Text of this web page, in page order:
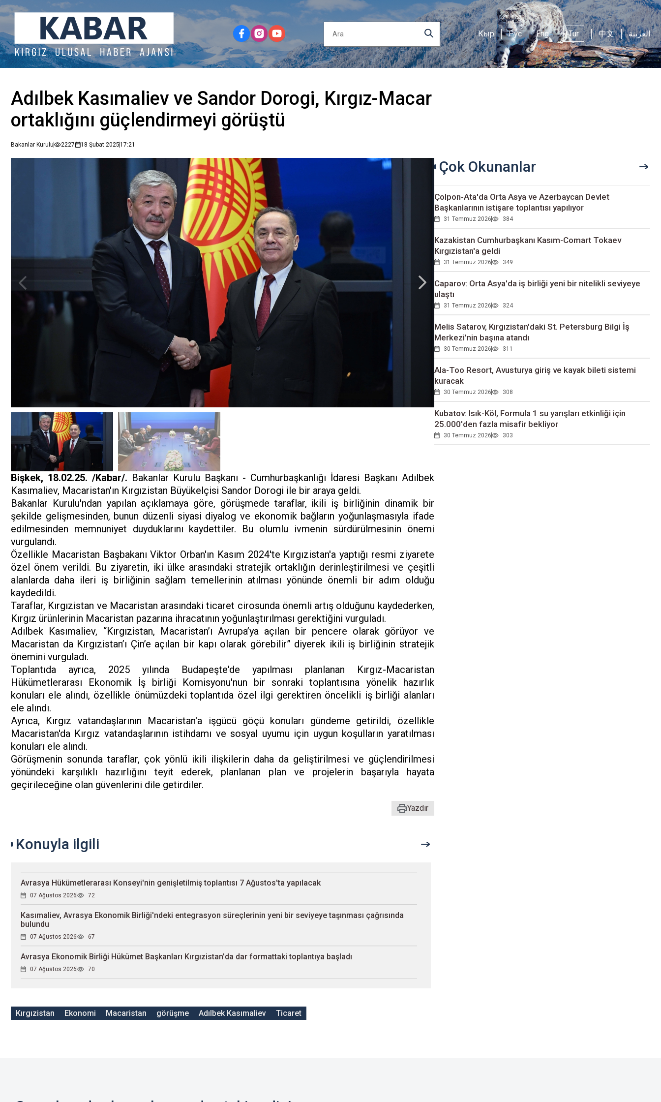
Кыр Рус Eng Tur 中文 العربية
Adılbek Kasımaliev ve Sandor Dorogi, Kırgız-Macar
ortaklığını güçlendirmeyi görüştü
Bakanlar Kurulu 2227 18 Şubat 202517:21
Bişkek, 18.02.25. /Kabar/. Bakanlar Kurulu Başkanı - Cumhurbaşkanlığı İdaresi Başkanı Adılbek
Kasımaliev, Macaristan'ın Kırgızistan Büyükelçisi Sandor Dorogi ile bir araya geldi.
Bakanlar Kurulu'ndan yapılan açıklamaya göre, görüşmede taraflar, ikili iş birliğinin dinamik bir
şekilde gelişmesinden, bunun düzenli siyasi diyalog ve ekonomik bağların yoğunlaşmasıyla ifade
edilmesinden memnuniyet duyduklarını kaydettiler. Bu olumlu ivmenin sürdürülmesinin önemi
vurgulandı.
Özellikle Macaristan Başbakanı Viktor Orban'ın Kasım 2024'te Kırgızistan'a yaptığı resmi ziyarete
özel önem verildi. Bu ziyaretin, iki ülke arasındaki stratejik ortaklığın derinleştirilmesi ve çeşitli
alanlarda daha ileri iş birliğinin sağlam temellerinin atılması yönünde önemli bir adım olduğu
kaydedildi.
Taraflar, Kırgızistan ve Macaristan arasındaki ticaret cirosunda önemli artış olduğunu kaydederken,
Kırgız ürünlerinin Macaristan pazarına ihracatının yoğunlaştırılması gerektiğini vurguladı.
Adılbek Kasımaliev, “Kırgızistan, Macaristan’ı Avrupa’ya açılan bir pencere olarak görüyor ve
Macaristan da Kırgızistan’ı Çin’e açılan bir kapı olarak görebilir” diyerek ikili iş birliğinin stratejik
önemini vurguladı.
Toplantıda ayrıca, 2025 yılında Budapeşte'de yapılması planlanan Kırgız-Macaristan
Hükümetlerarası Ekonomik İş birliği Komisyonu'nun bir sonraki toplantısına yönelik hazırlık
konuları ele alındı, özellikle önümüzdeki toplantıda özel ilgi gerektiren öncelikli iş birliği alanları
ele alındı.
Ayrıca, Kırgız vatandaşlarının Macaristan'a işgücü göçü konuları gündeme getirildi, özellikle
Macaristan'da Kırgız vatandaşlarının istihdamı ve sosyal uyumu için uygun koşulların yaratılması
konuları ele alındı.
Görüşmenin sonunda taraflar, çok yönlü ikili ilişkilerin daha da geliştirilmesi ve güçlendirilmesi
yönündeki karşılıklı hazırlığını teyit ederek, planlanan plan ve projelerin başarıyla hayata
geçirileceğine olan güvenlerini dile getirdiler.
Yazdır
Çok Okunanlar
Çolpon-Ata'da Orta Asya ve Azerbaycan Devlet
Başkanlarının istişare toplantısı yapılıyor
31 Temmuz 2026 384
Kazakistan Cumhurbaşkanı Kasım-Comart Tokaev
Kırgızistan'a geldi
31 Temmuz 2026 349
Caparov: Orta Asya'da iş birliği yeni bir nitelikli seviyeye
ulaştı
31 Temmuz 2026 324
Melis Satarov, Kırgızistan'daki St. Petersburg Bilgi İş
Merkezi'nin başına atandı
30 Temmuz 2026 311
Ala-Too Resort, Avusturya giriş ve kayak bileti sistemi
kuracak
30 Temmuz 2026 308
Kubatov: Isık-Köl, Formula 1 su yarışları etkinliği için
25.000'den fazla misafir bekliyor
30 Temmuz 2026 303
Konuyla ilgili
Avrasya Hükümetlerarası Konseyi'nin genişletilmiş toplantısı 7 Ağustos'ta yapılacak
07 Ağustos 2026 72
Kasımaliev, Avrasya Ekonomik Birliği'ndeki entegrasyon süreçlerinin yeni bir seviyeye taşınması çağrısında
bulundu
07 Ağustos 2026 67
Avrasya Ekonomik Birliği Hükümet Başkanları Kırgızistan'da dar formattaki toplantıya başladı
07 Ağustos 2026 70
Kırgızistan Ekonomi Macaristan görüşme Adılbek Kasımaliev Ticaret